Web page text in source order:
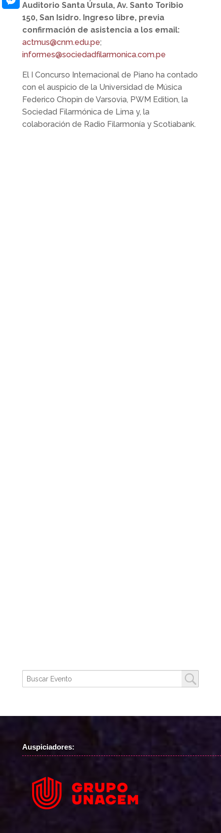
Auditorio Santa Úrsula, Av. Santo Toribio
150, San Isidro. Ingreso libre, previa
confirmación de asistencia a los email:
actmus@cnm.edu.pe;
informes@sociedadfilarmonica.com.pe
El I Concurso Internacional de Piano ha contado
con el auspicio de la Universidad de Música
Federico Chopin de Varsovia, PWM Edition, la
Sociedad Filarmónica de Lima y, la
colaboración de Radio Filarmonía y Scotiabank.
Auspiciadores:
Messenger